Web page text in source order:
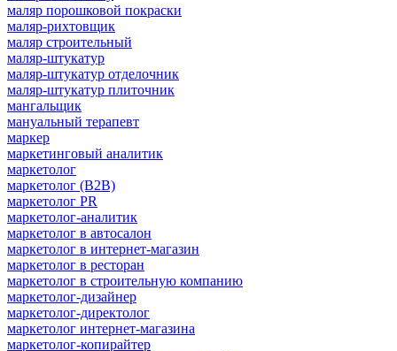
маляр порошковой покраски
маляр-рихтовщик
маляр строительный
маляр-штукатур
маляр-штукатур отделочник
маляр-штукатур плиточник
мангальщик
мануальный терапевт
маркер
маркетинговый аналитик
маркетолог
маркетолог (B2B)
маркетолог PR
маркетолог-аналитик
маркетолог в автосалон
маркетолог в интернет-магазин
маркетолог в ресторан
маркетолог в строительную компанию
маркетолог-дизайнер
маркетолог-директолог
маркетолог интернет-магазина
маркетолог-копирайтер